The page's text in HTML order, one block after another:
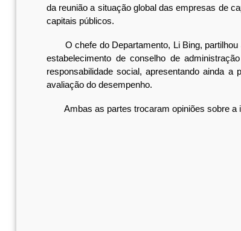
da reunião a situação global das empresas de
capitais públicos.
O chefe do Departamento, Li Bing, partilhou
estabelecimento de conselho de
responsabilidade social, apresentando ainda
avaliação do desempenho.
Ambas as partes trocaram opiniões sobre a